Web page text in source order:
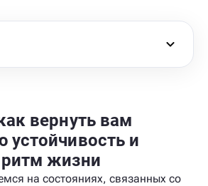
вернуть вам
устойчивость и
жизни
на состояниях, связанных со